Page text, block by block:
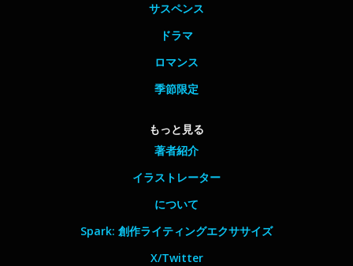
サスペンス
ドラマ
ロマンス
季節限定
もっと見る
著者紹介
イラストレーター
について
Spark: 創作ライティングエクササイズ
X/Twitter